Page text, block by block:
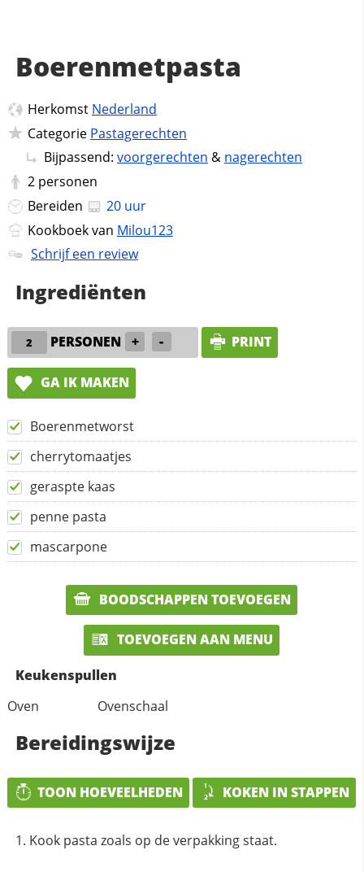
Boerenmetpasta
Herkomst Nederland
Categorie Pastagerechten
Bijpassend: voorgerechten & nagerechten
2 personen
Bereiden
20 uur
Kookboek van Milou123
Schrijf een review
Ingrediënten
PERSONEN + - PRINT
GA IK MAKEN
Boerenmetworst
cherrytomaatjes
geraspte kaas
penne pasta
mascarpone
BOODSCHAPPEN TOEVOEGEN
TOEVOEGEN AAN MENU
Keukenspullen
Oven
Ovenschaal
Bereidingswijze
TOON HOEVEELHEDEN KOKEN IN STAPPEN
Kook pasta zoals op de verpakking staat.